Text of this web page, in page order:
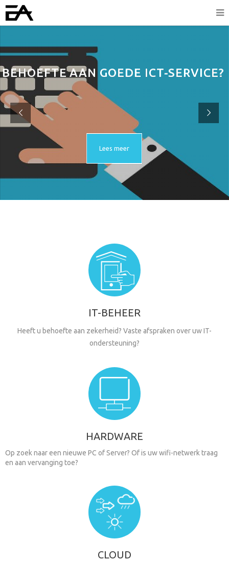
BEHOEFTE AAN GOEDE ICT-SERVICE?
Lees meer
IT-BEHEER
Heeft u behoefte aan zekerheid? Vaste afspraken over uw IT-
ondersteuning?
HARDWARE
Op zoek naar een nieuwe PC of Server? Of is uw wifi-netwerk traag
en aan vervanging toe?
CLOUD